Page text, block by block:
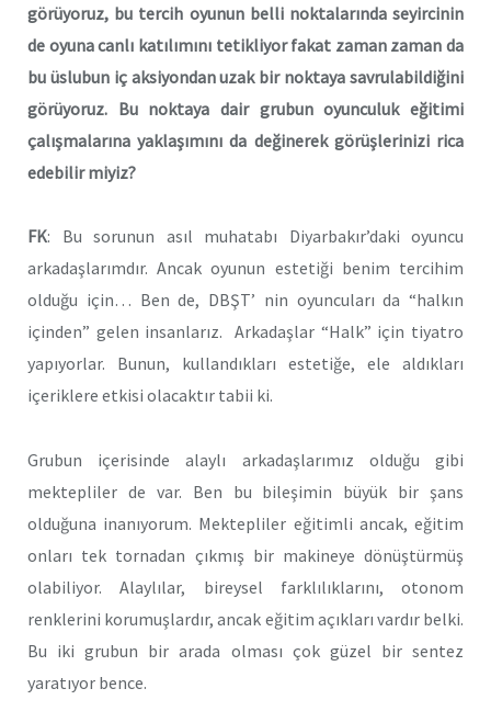
görüyoruz, bu tercih oyunun belli noktalarında seyircinin
de oyuna canlı katılımını tetikliyor fakat zaman zaman da
bu üslubun iç aksiyondan uzak bir noktaya savrulabildiğini
görüyoruz. Bu noktaya dair grubun oyunculuk eğitimi
çalışmalarına yaklaşımını da değinerek görüşlerinizi rica
edebilir miyiz?
FK: Bu sorunun asıl muhatabı Diyarbakır’daki oyuncu
arkadaşlarımdır. Ancak oyunun estetiği benim tercihim
olduğu için… Ben de, DBŞT’ nin oyuncuları da “halkın
içinden” gelen insanlarız. Arkadaşlar “Halk” için tiyatro
yapıyorlar. Bunun, kullandıkları estetiğe, ele aldıkları
içeriklere etkisi olacaktır tabii ki.
Grubun içerisinde alaylı arkadaşlarımız olduğu gibi
mektepliler de var. Ben bu bileşimin büyük bir şans
olduğuna inanıyorum. Mektepliler eğitimli ancak, eğitim
onları tek tornadan çıkmış bir makineye dönüştürmüş
olabiliyor. Alaylılar, bireysel farklılıklarını, otonom
renklerini korumuşlardır, ancak eğitim açıkları vardır belki.
Bu iki grubun bir arada olması çok güzel bir sentez
yaratıyor bence.